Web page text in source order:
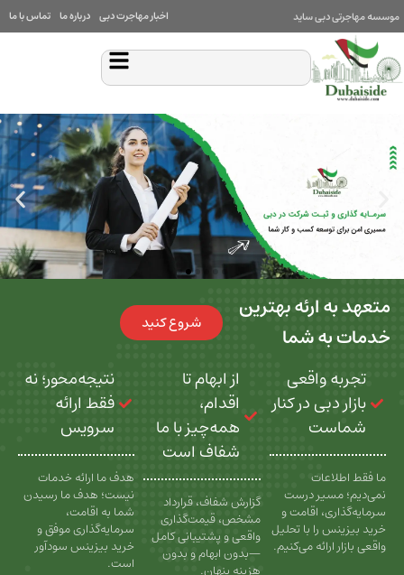
ساید درباره ما تماس با ما
بهترین
شما
شروع کنید
واقعی
در کنار
درست
اقامت و
با تحلیل
می‌کنیم.
از ابهام تا
اقدام،
همه‌چیز با ما
شفاف است
گزارش شفاف، قرارداد
مشخص، قیمت‌گذاری
واقعی و پشتیبانی کامل
—بدون ابهام و بدون
نتیجه‌محور؛ نه
فقط ارائه
سرویس
هدف ما ارائه خدمات
نیست؛ هدف ما رسیدن
شما به اقامت،
سرمایه‌گذاری موفق و
خرید بیزینس سودآور
است.